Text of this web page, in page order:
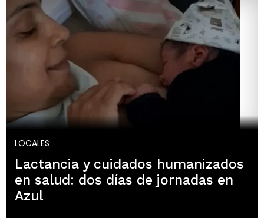
LOCALES
Lactancia y cuidados humanizados
en salud: dos días de jornadas en
Azul